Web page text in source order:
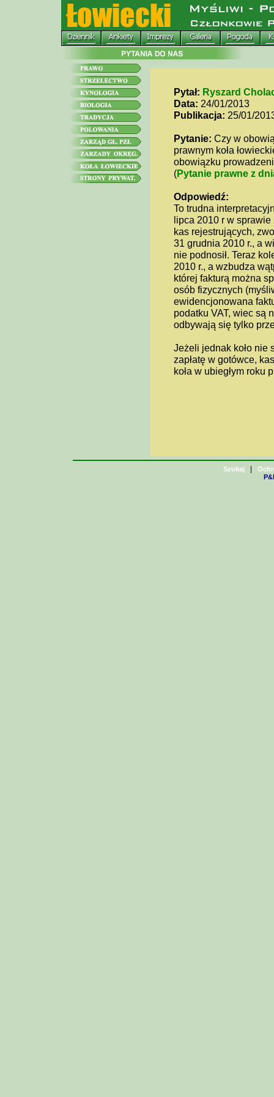
Pytał: Ryszard
Data: 24/01/2013
Publikacja: 25/01/
Pytanie: Czy w
prawnym koła
obowiązku
(Pytanie prawne z
Odpowiedź:
To trudna
lipca 2010 r w
kas rejestrujących,
31 grudnia 2010 r., a
nie podnosił. Teraz
2010 r., a wzbudza
której fakturą można
osób fizycznych
ewidencjonowana
podatku VAT, wiec są
odbywają się tylko
Jeżeli jednak koło nie
zapłatę w gotówce,
koła w ubiegłym roku
Szukaj